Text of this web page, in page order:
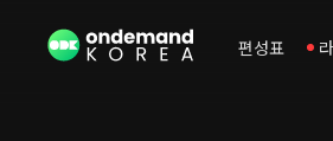
편성표